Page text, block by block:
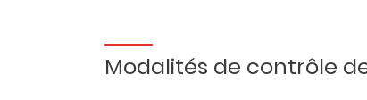
Modalités de contrôle